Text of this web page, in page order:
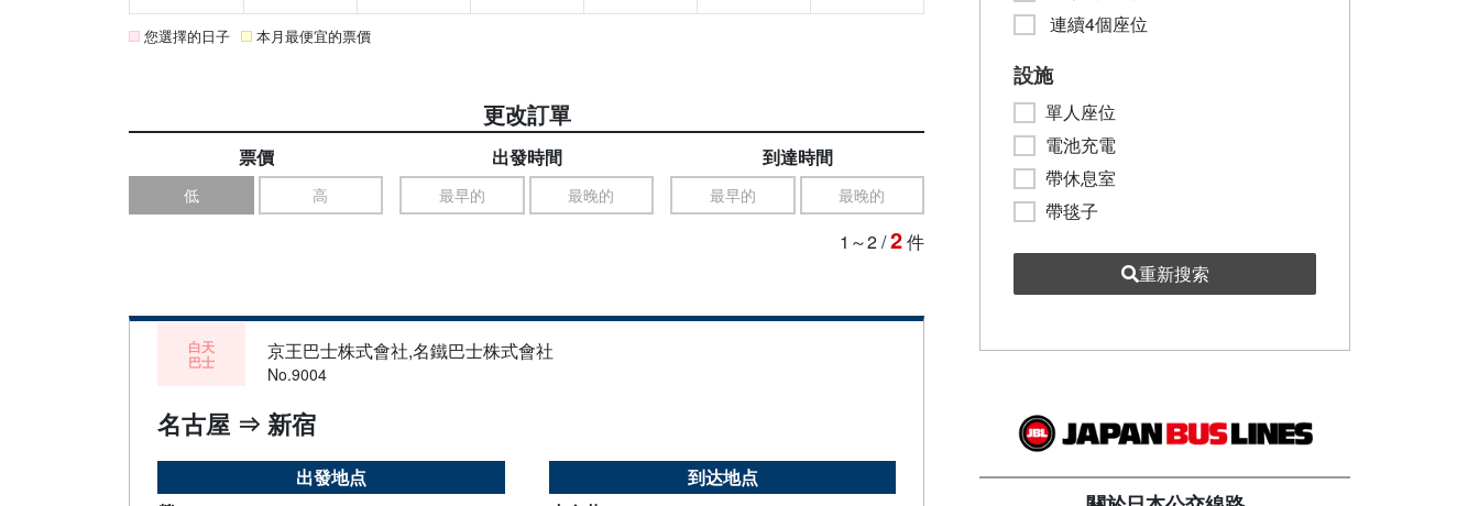
您選擇的日子 本月最便宜的票價
更改訂單
票價
低 高
出發時間
最早的 最晚的
到達時間
最早的 最晚的
1～2/2件
白天
巴士 京王巴士株式會社,名鐵巴士株式會社
No.9004
名古屋 ⇒ 新宿
出發地点
到达地点
連續4個座位
設施
單人座位
電池充電
帶休息室
帶毯子
重新搜索